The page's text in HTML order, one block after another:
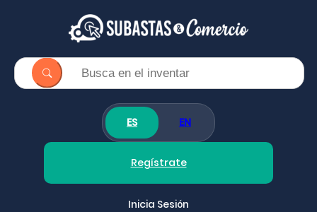
ES EN
Regístrate
Inicia Sesión